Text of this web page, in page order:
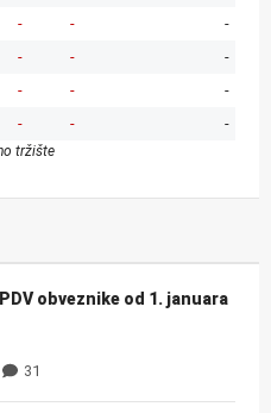
- -
-
- -
-
- -
-
- - -
tržište
obveznike od 1. januara
31